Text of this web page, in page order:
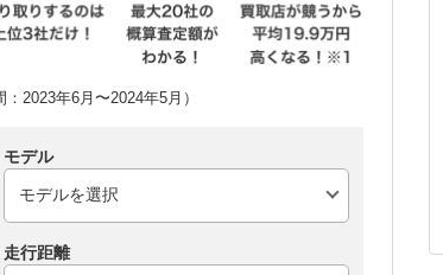
2023年6月〜2024年5月）
モデル
走行距離